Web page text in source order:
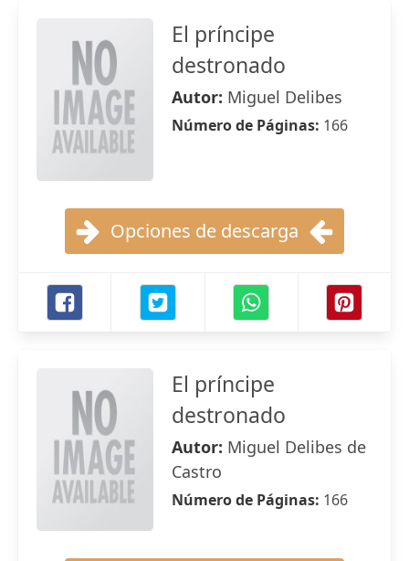
El príncipe
destronado
Autor: Miguel Delibes
Número de Páginas: 166
Opciones de descarga
El príncipe
destronado
Autor: Miguel Delibes de
Castro
Número de Páginas: 166